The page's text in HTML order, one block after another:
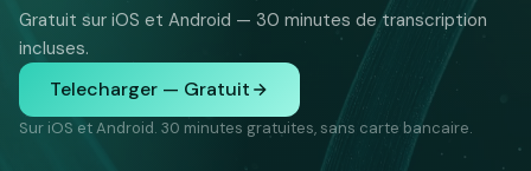
Gratuit sur iOS et Android — 30 minutes de transcription
incluses.
Telecharger — Gratuit
Sur iOS et Android. 30 minutes gratuites, sans carte bancaire.